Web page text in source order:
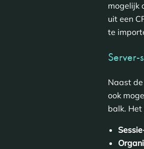
mogelijk
uit een
te
Server-
Naast
ook
balk.